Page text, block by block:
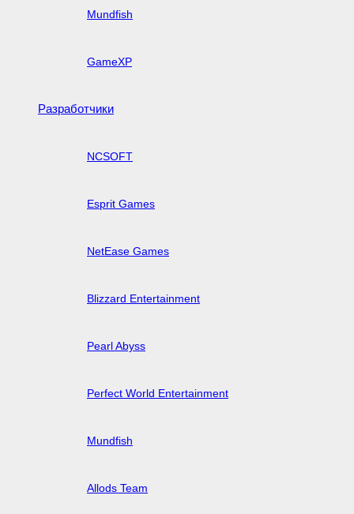
Mundfish
GameXP
Разработчики
NCSOFT
Esprit Games
NetEase Games
Blizzard Entertainment
Pearl Abyss
Perfect World Entertainment
Mundfish
Allods Team